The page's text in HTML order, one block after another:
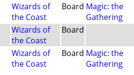
Wizards of
the Coast
Board Magic: the
Gathering
Wizards of
the Coast
Board
Wizards of
the Coast
Board Magic: the
Gathering